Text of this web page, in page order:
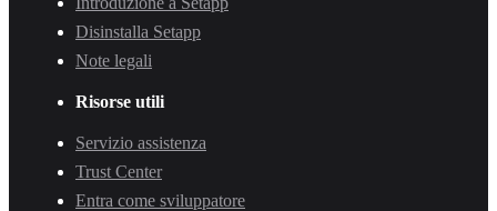
Disinstalla Setapp
Note legali
Risorse utili
Servizio assistenza
Trust Center
Entra come sviluppatore